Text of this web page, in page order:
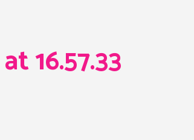
16.57.33